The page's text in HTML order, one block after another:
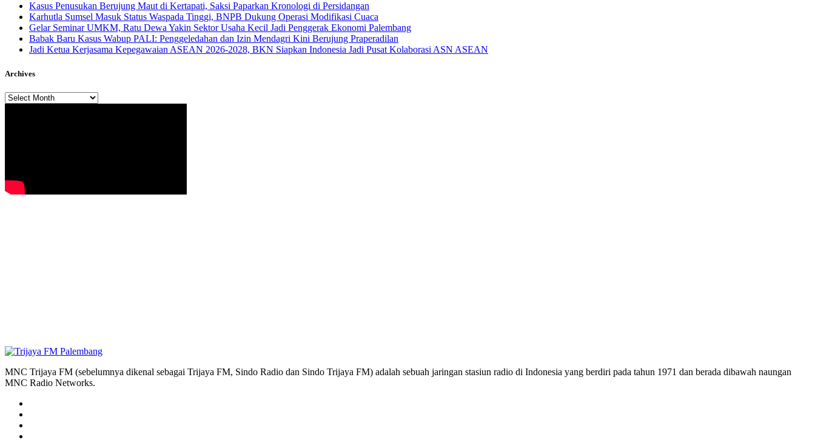
Kasus Penusukan Berujung Maut di Kertapati, Saksi Paparkan Kronologi di Persidangan
Karhutla Sumsel Masuk Status Waspada Tinggi, BNPB Dukung Operasi Modifikasi Cuaca
Gelar Seminar UMKM, Ratu Dewa Yakin Sektor Usaha Kecil Jadi Penggerak Ekonomi Palembang
Babak Baru Kasus Wabup PALI: Penggeledahan dan Izin Mendagri Kini Berujung Praperadilan
Jadi Ketua Kerjasama Kepegawaian ASEAN 2026-2028, BKN Siapkan Indonesia Jadi Pusat Kolaborasi ASN ASEAN
Archives
Archives
MNC Trijaya FM (sebelumnya dikenal sebagai Trijaya FM, Sindo Radio dan Sindo Trijaya FM) adalah sebuah jaringan stasiun radio di Indonesia yang berdiri pada tahun 1971 dan berada dibawah naungan
MNC Radio Networks.